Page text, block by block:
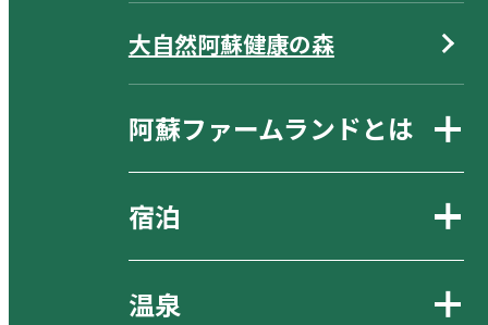
大自然阿蘇健康の森
阿蘇ファームランドとは
宿泊
温泉